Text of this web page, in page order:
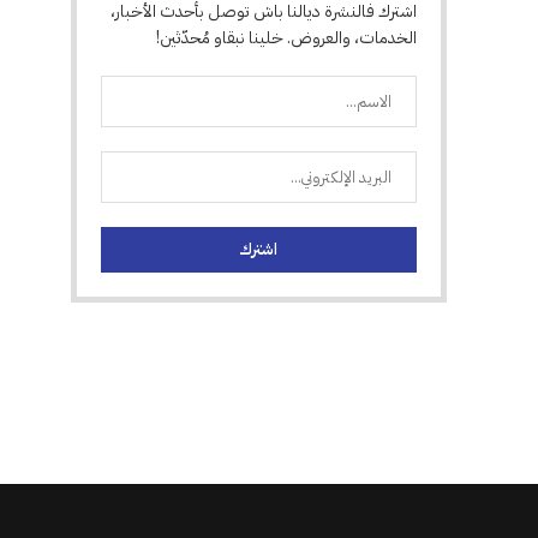
اشترك فالنشرة ديالنا باش توصل بأحدث الأخبار،
الخدمات، والعروض. خلينا نبقاو مُحدّثين!